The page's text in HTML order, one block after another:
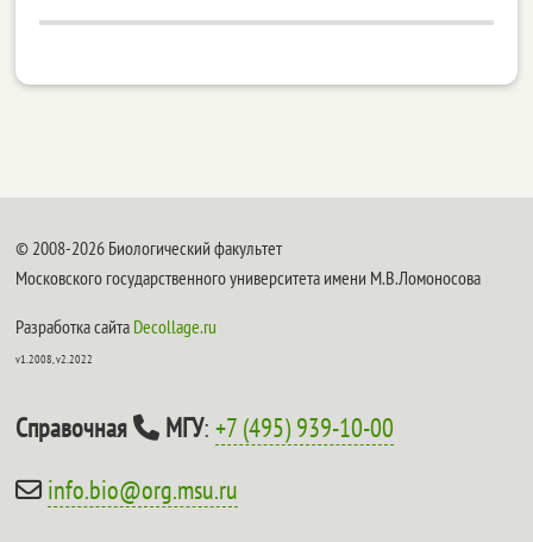
© 2008-2026 Биологический факультет
Московского государственного университета имени М.В.Ломоносова
Разработка сайта Decollage.ru
v1.2008, v2.2022
Справочная МГУ:+7 (495) 939-10-00
info.bio@org.msu.ru